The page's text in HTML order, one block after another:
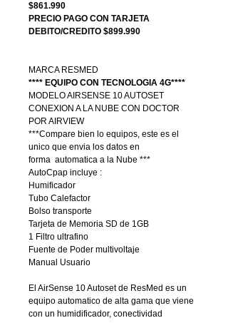
$861.990
PRECIO PAGO CON TARJETA
DEBITO/CREDITO $899.990
MARCA RESMED
**** EQUIPO CON TECNOLOGIA 4G****
MODELO AIRSENSE 10 AUTOSET
CONEXION A LA NUBE CON DOCTOR
POR AIRVIEW
***Compare bien lo equipos, este es el
unico que envia los datos en
forma automatica a la Nube ***
AutoCpap incluye :
Humificador
Tubo Calefactor
Bolso transporte
Tarjeta de Memoria SD de 1GB
1 Filtro ultrafino
Fuente de Poder multivoltaje
Manual Usuario
El AirSense 10 Autoset de ResMed es un
equipo automatico de alta gama que viene
con un humidificador, conectividad